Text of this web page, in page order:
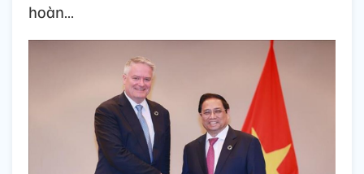
hoàn…